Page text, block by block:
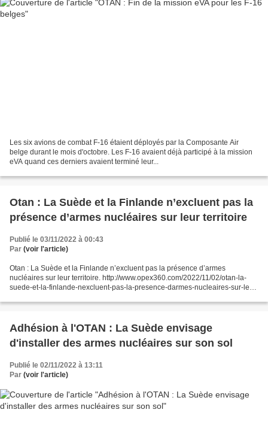
Les six avions de combat F-16 étaient déployés par la Composante Air
belge durant le mois d'octobre. Les F-16 avaient déjà participé à la mission
eVA quand ces derniers avaient terminé leur...
Otan : La Suède et la Finlande n’excluent pas la
présence d’armes nucléaires sur leur territoire
Publié le 03/11/2022 à 00:43
Par (voir l'article)
Otan : La Suède et la Finlande n’excluent pas la présence d’armes
nucléaires sur leur territoire. http://www.opex360.com/2022/11/02/otan-la-
suede-et-la-finlande-nexcluent-pas-la-presence-darmes-nucleaires-sur-leur-
Adhésion à l'OTAN : La Suède envisage
d'installer des armes nucléaires sur son sol
Publié le 02/11/2022 à 13:11
Par (voir l'article)